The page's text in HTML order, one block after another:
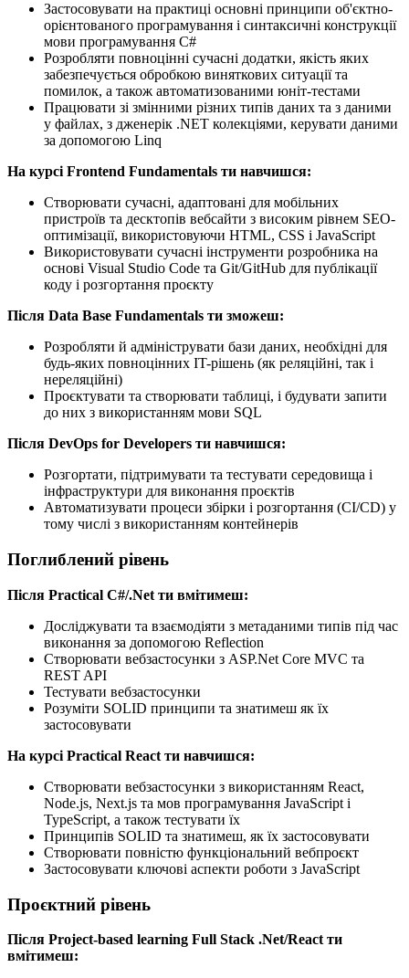
Застосовувати на практиці основні принципи об'єктно-
орієнтованого програмування і синтаксичні конструкції
мови програмування C#
Розробляти повноцінні сучасні додатки, якість яких
забезпечується обробкою виняткових ситуації та
помилок, а також автоматизованими юніт-тестами
Працювати зі змінними різних типів даних та з даними
у файлах, з дженерік .NET колекціями, керувати даними
за допомогою Linq
На курсі Frontend Fundamentals ти навчишся:
Створювати сучасні, адаптовані для мобільних
пристроїв та десктопів вебсайти з високим рівнем SEO-
оптимізації, використовуючи HTML, CSS і JavaScript
Використовувати сучасні інструменти розробника на
основі Visual Studio Code та Git/GitHub для публікації
коду і розгортання проєкту
Після Data Base Fundamentals ти зможеш:
Розробляти й адмініструвати бази даних, необхідні для
будь-яких повноцінних IT-рішень (як реляційні, так і
нереляційні)
Проєктувати та створювати таблиці, і будувати запити
до них з використанням мови SQL
Після DevOps for Developers ти навчишся:
Розгортати, підтримувати та тестувати середовища і
інфраструктури для виконання проєктів
Автоматизувати процеси збірки і розгортання (CI/CD) у
тому числі з використанням контейнерів
Поглиблений рівень
Після Practical C#/.Net ти вмітимеш:
Досліджувати та взаємодіяти з метаданими типів під час
виконання за допомогою Reflection
Створювати вебзастосунки з ASP.Net Core MVC та
REST API
Тестувати вебзастосунки
Розуміти SOLID принципи та знатимеш як їх
застосовувати
На курсі Practical React ти навчишся:
Створювати вебзастосунки з використанням React,
Node.js, Next.js та мов програмування JavaScript і
TypeScript, а також тестувати їх
Принципів SOLID та знатимеш, як їх застосовувати
Створювати повністю функціональний вебпроєкт
Застосовувати ключові аспекти роботи з JavaScript
Проєктний рівень
Після Project-based learning Full Stack .Net/React ти
вмітимеш: